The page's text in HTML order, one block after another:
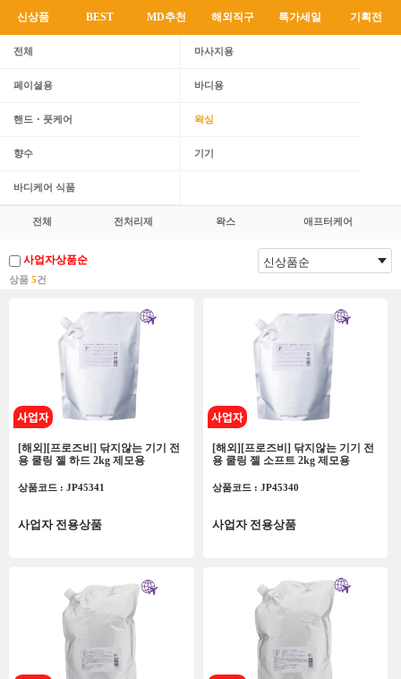
신상품 BEST MD추천 해외직구 특가세일 기획전
전체 마사지용
페이셜용 바디용
핸드・풋케어 왁싱
향수 기기
바디케어 식품
전체 전처리제 왁스 애프터케어
사업자상품순
상품 5건
[해외][프로즈비] 닦지않는 기기 전
용 쿨링 젤 하드 2kg 제모용
상품코드 : JP45341
사업자 전용상품
[해외][프로즈비] 닦지않는 기기 전
용 쿨링 젤 소프트 2kg 제모용
상품코드 : JP45340
사업자 전용상품